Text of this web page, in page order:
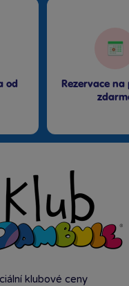
od
Rezervace
klubové ceny